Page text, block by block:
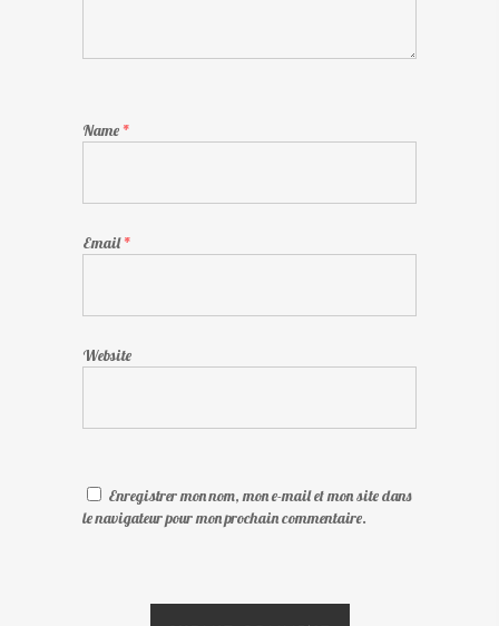
Name *
Email*
Website
Enregistrer mon nom, mon e-mail et mon site dans
le navigateur pour mon prochain commentaire.